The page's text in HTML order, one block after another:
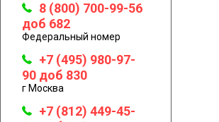
8 (800) 700-99-56
доб 682
Федеральный номер
+7 (495) 980-97-
90 доб 830
г Москва
+7 (812) 449-45-